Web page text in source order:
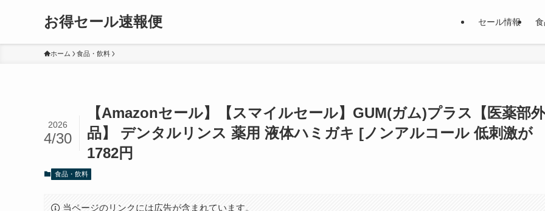
お得セール速報便 セール情報
ホーム 食品・飲料
【Amazonセール】【スマイルセール】GUM(ガム)プラス【医薬部外
品】 デンタルリンス 薬用 液体ハミガキ [ノンアルコール 低刺激が
1782円
2026
4/30
食品・飲料
当ページのリンクには広告が含まれています。